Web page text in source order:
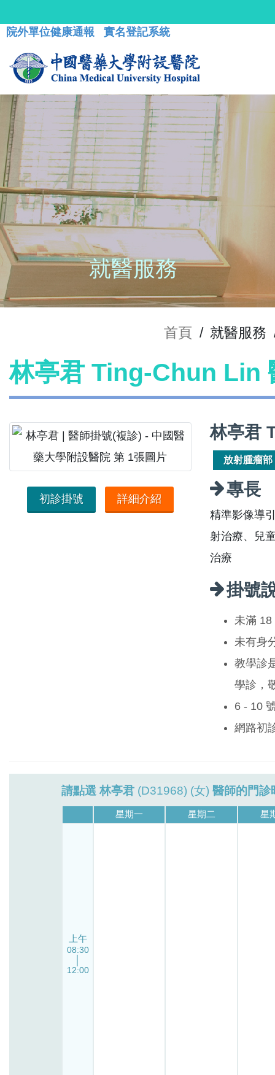
院外單位健康通報 實名登記系統
就醫服務
首頁 / 就醫服務
林亭君 Ting-Chun Lin
初診掛號 詳細介紹
林亭君
放射腫瘤部
專長
精準影像導
射治療、兒
治療
掛號
未滿 18
未有身
教學診
學診，
6 - 10
網路初